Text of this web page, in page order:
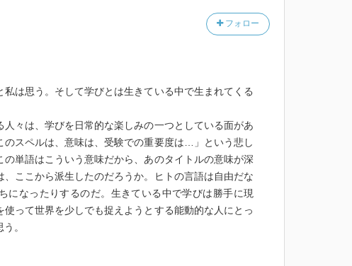
フォロー
は思う。そして学びとは生きている中で生まれてくる
々は、学びを日常的な楽しみの一つとしている面があ
のスペルは、意味は、受験での重要度は…」という悲し
単語はこういう意味だから、あのタイトルの意味が深
、ここから派生したのだろうか。ヒトの言語は自由だな
になったりするのだ。生きている中で学びは勝手に現
って世界を少しでも捉えようとする能動的な人にとっ
。